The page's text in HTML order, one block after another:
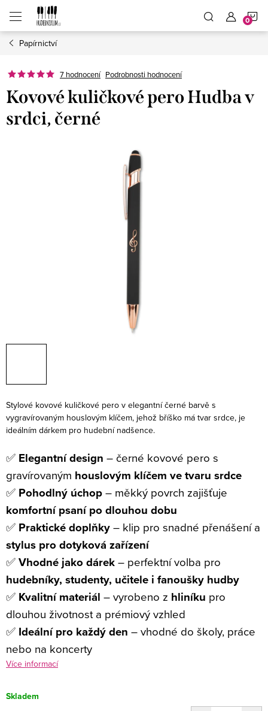
obsah
Papírnictví
7 hodnocení Podrobnosti hodnocení
Kovové kuličkové pero Hudba v
srdci, černé
Stylové kovové kuličkové pero v elegantní černé barvě s
vygravírovaným houslovým klíčem, jehož bříško má tvar srdce, je
ideálním dárkem pro hudební nadšence.
✅ Elegantní design – černé kovové pero s
gravírovaným houslovým klíčem ve tvaru srdce
✅ Pohodlný úchop– měkký povrch zajišťuje
komfortní psaní po dlouhou dobu
✅ Praktické doplňky– klip pro snadné přenášení a
stylus pro dotyková zařízení
✅Vhodné jako dárek– perfektní volba pro
hudebníky, studenty, učitele i fanoušky hudby
✅ Kvalitní materiál – vyrobeno z hliníku pro
dlouhou životnost a prémiový vzhled
✅ Ideální pro každý den – vhodné do školy, práce
nebo na koncerty
Více informací
Skladem